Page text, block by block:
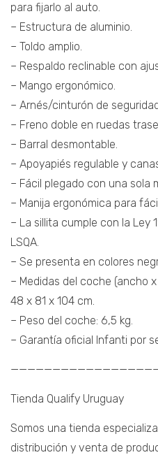
para fijarlo al auto.
– Estructura de aluminio.
– Toldo amplio.
– Respaldo reclinable con
– Mango ergonómico.
– Arnés/cinturón de
– Freno doble en ruedas
– Barral desmontable.
– Apoyapiés regulable y
– Fácil plegado con una sola
– Manija ergonómica para
– La sillita cumple con la Ley
LSQA.
– Se presenta en colores
– Medidas del coche (ancho
48 x 81 x 104 cm.
– Peso del coche: 6,5 kg.
– Garantía oficial Infanti por
Tienda Qualify Uruguay
Somos una tienda
distribución y venta de